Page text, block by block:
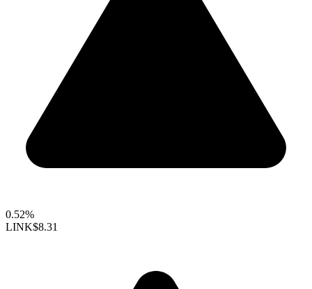
0.52%
LINK$8.31